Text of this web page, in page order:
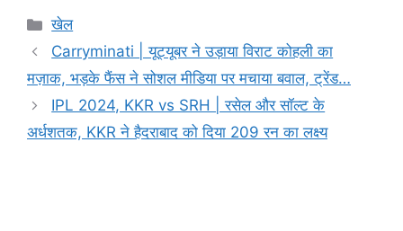
c
e
b
o
o
s
A
p
p
s
e
n
g
gr
a
m
y
Li
n
k
e
Categories
खेल
Carryminati | यूट्यूबर ने उड़ाया विराट कोहली का
मज़ाक, भड़के फैंस ने सोशल मीडिया पर मचाया बवाल, ट्रेंड…
IPL 2024, KKR vs SRH | रसेल और सॉल्ट के
अर्धशतक, KKR ने हैदराबाद को दिया 209 रन का लक्ष्य